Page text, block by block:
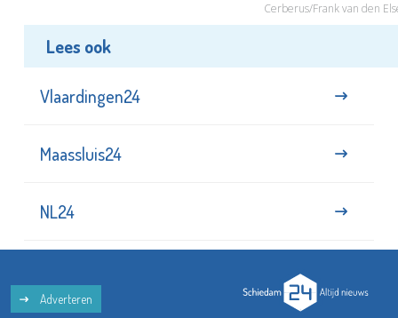
Cerberus/Frank van den
Lees ook
Vlaardingen24
Maassluis24
NL24
Adverteren